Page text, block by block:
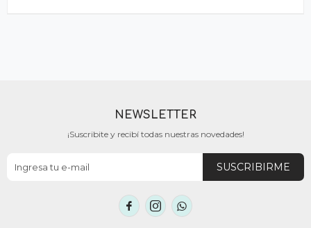
NEWSLETTER
¡Suscribite y recibí todas nuestras novedades!
SUSCRIBIRME
  